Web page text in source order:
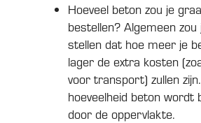
Hoeveel beton zou je
bestellen? Algemeen zou
stellen dat hoe meer je
lager de extra kosten
voor transport) zullen
hoeveelheid beton wordt
door de oppervlakte.